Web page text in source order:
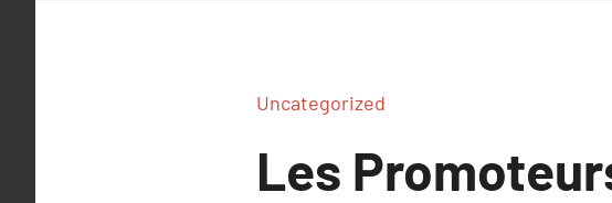
Uncategorized
Les